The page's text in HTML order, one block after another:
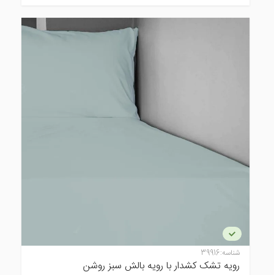
شناسه:39916
رویه تشک کشدار با رویه بالش سبز روشن